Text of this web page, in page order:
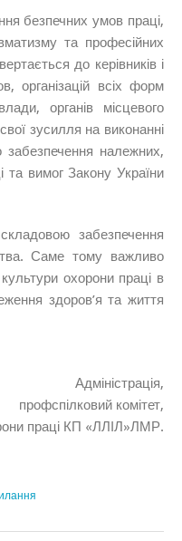
безпечних умов праці,
та професійних
до керівників і
організацій всіх форм
органів місцевого
зусилля на виконанні
забезпечення належних,
та вимог Закону України
забезпечення
Саме тому важливо
охорони праці в
здоров’я та життя
профспілковий комітет,
праці КП «ЛЛІЛ»ЛМР.